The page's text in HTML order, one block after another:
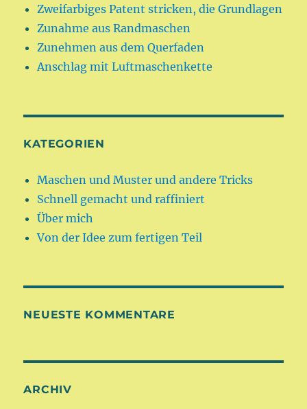
Zweifarbiges Patent stricken, die Grundlagen
Zunahme aus Randmaschen
Zunehmen aus dem Querfaden
Anschlag mit Luftmaschenkette
KATEGORIEN
Maschen und Muster und andere Tricks
Schnell gemacht und raffiniert
Über mich
Von der Idee zum fertigen Teil
NEUESTE KOMMENTARE
ARCHIV